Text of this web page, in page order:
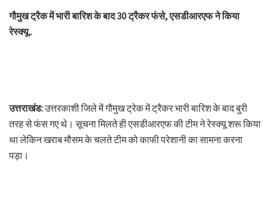
गौमुख ट्रैक में भारी बारिश के बाद 30 ट्रैकर फंसे, एसडीआरएफ ने किया
रेस्क्यू..
उत्तराखंड:उत्तरकाशी जिले में गौमुख ट्रेक में ट्रैकर भारी बारिश के बाद बुरी
तरह से फंस गए थे। सूचना मिलते ही एसडीआरएफ की टीम ने रेस्क्यू शरू किया
था लेकिन खराब मौसम के चलते टीम को काफी परेशानी का सामना करना
पड़ा।